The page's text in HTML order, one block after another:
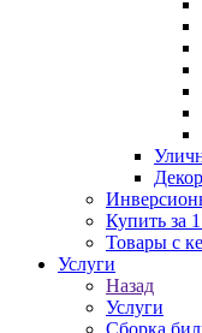
Купить за
Товары с
Услуги
Назад
Услуги
Сборка